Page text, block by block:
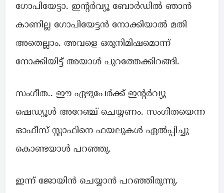
ഗോപിയേട്ടാ. ഇന്റർവ്യൂ ബോർഡിൽ ഞാൻ
കാണില്ല ഗോപിയേട്ടൻ നോക്കിയാൽ മതി
അതെല്ലാം. അവളെ ഒരുനിമിഷമൊന്ന്
നോക്കിയിട്ട് അയാൾ പുറത്തേക്കിറങ്ങി.
സംഗീത.. ഈ ഏഴുപേർക്ക് ഇന്റർവ്യൂ
ഷെഡ്യൂൾ അറേഞ്ച് ചെയ്യണം. സംഗീതയെന്ന
ഓഫീസ് സ്റ്റാഫിനെ ഫയലുകൾ ഏൽപ്പിച്ചു
കൊണ്ടയാൾ പറഞ്ഞു.
ഇന്ന് ജോയിൻ ചെയ്യാൻ പറഞ്ഞിരുന്നു.